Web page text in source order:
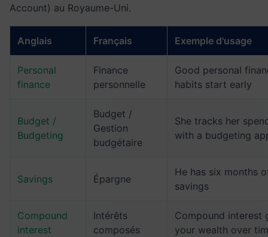
Account) au Royaume-Uni.
Anglais Français Exemple d'usage
Personal
finance
Finance
personnelle
Good personal
habits start early
Budget /
Budgeting
Budget /
Gestion
budgétaire
She tracks her
with a budgeting
Savings Épargne
He has six months
savings
Compound
interest
Intérêts
composés
Compound interest
your wealth over